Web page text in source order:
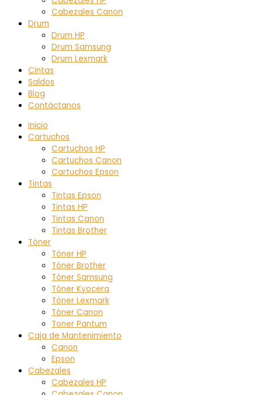
Cabezales Canon
Drum
Drum HP
Drum Samsung
Drum Lexmark
Cintas
Saldos
Blog
Contáctanos
Inicio
Cartuchos
Cartuchos HP
Cartuchos Canon
Cartuchos Epson
Tintas
Tintas Epson
Tintas HP
Tintas Canon
Tintas Brother
Tóner
Tóner HP
Tóner Brother
Tóner Samsung
Tóner Kyocera
Tóner Lexmark
Tóner Canon
Toner Pantum
Caja de Mantenimiento
Canon
Epson
Cabezales
Cabezales HP